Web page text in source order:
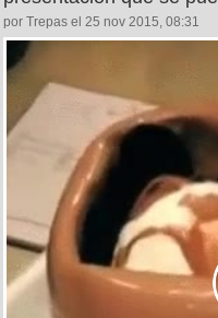
por Trepas el 25 nov 2015, 08:31